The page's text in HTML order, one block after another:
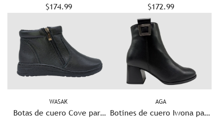
mujer - Negro
$174.99
mujer - Negro
$172.99
WASAK
Botas de cuero Cove para
AGA
Botines de cuero Iwona para